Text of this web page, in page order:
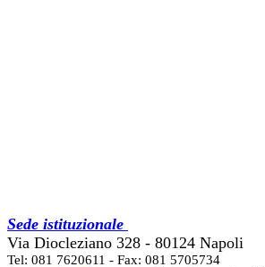
Sede istituzionale
Via Diocleziano 328 - 80124 Napoli
Tel: 081 7620611 - Fax: 081 5705734